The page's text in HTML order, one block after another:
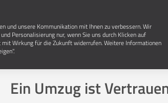
Umzug in 71149 Bondorf
Ein Umzug ist
und unsere Kommunikation mit Ihnen zu verbessern. Wir
Personalisierung nur, wenn Sie uns durch Klicken auf
Wirkung für die Zukunft widerrufen. Weitere Informationen